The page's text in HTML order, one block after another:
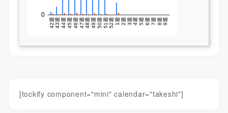
[tockify component="mini" calendar="takeshi"]